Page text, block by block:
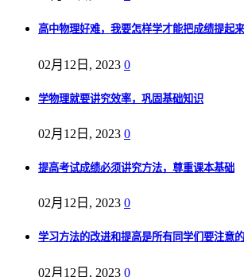
高中物理好难，我要怎样学才能把成绩提起来
02月12日, 2023 0
学物理就要讲究效率，巩固基础知识
02月12日, 2023 0
提高考试成绩必须讲究方法，尊重课本基础
02月12日, 2023 0
学习方法的改进和提高是所有同学们要注意的
02月12日, 2023 0